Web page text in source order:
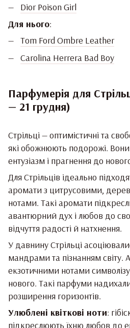
Dior Poison Girl
Для нього:
Tom Ford Ombre Leather
Carolina Herrera Bad Boy
Парфумерія для
— 21 грудня)
Стрільці — оптимістичні та
які обожнюють подорожі.
ентузіазм і прагнення до
Для Стрільців ідеально
аромати з цитрусовими,
нотами. Такі аромати
авантюрний дух і любов до
відчуття радості й натхнення.
У давнину Стрільці
мандрами та пізнанням
екзотичними нотами
нового. Такі парфуми
розширення горизонтів.
Улюблені квіткові ноти:
підкреслюють їхню любов до